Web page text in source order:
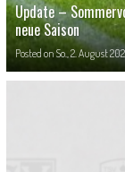
Update –
neue Saison
Posted on So., 2. August